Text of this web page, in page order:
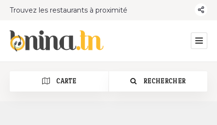
Trouvez les restaurants à proximité
CARTE RECHERCHER